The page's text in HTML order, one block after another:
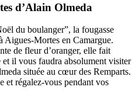
d’Alain Olmeda
du boulanger”, la fougasse
Aigues-Mortes en Camargue.
de fleur d’oranger, elle fait
il vous faudra absolument visiter
située au cœur des Remparts.
et régalez-vous pendant vos